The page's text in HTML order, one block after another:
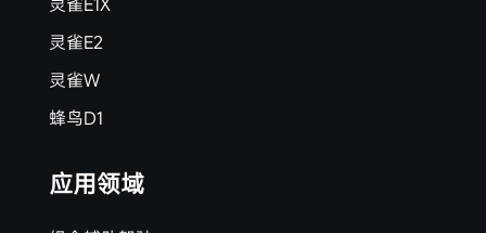
灵雀E2
灵雀W
蜂鸟D1
应用领域